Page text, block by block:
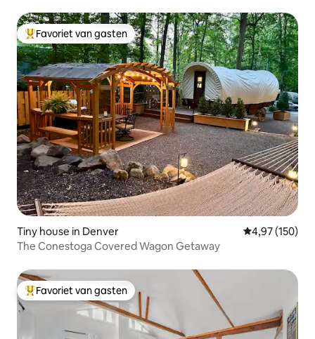
Topfavoriet van gasten
Favoriet van gasten
Tiny house in Denver Gemiddelde
4,97 (150)
The Conestoga Covered Wagon Getaway
Topfavoriet van gasten
Favoriet van gasten